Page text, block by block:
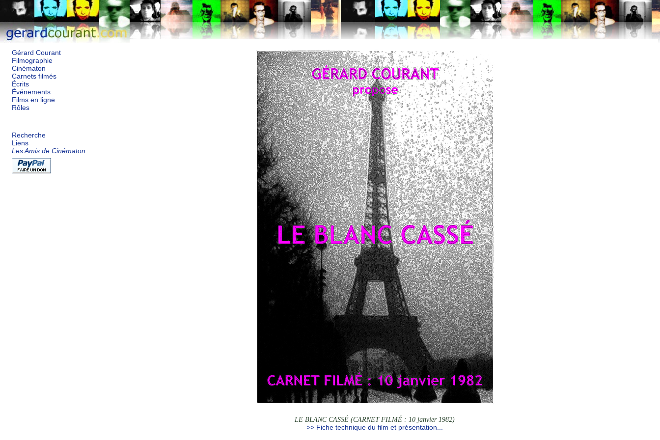
Gérard Courant
Filmographie
Cinématon
Carnets filmés
Écrits
Événements
Films en ligne
Rôles
Recherche
Liens
Les Amis de Cinématon
LE BLANC CASSÉ (CARNET FILMÉ : 10 janvier 1982)
>> Fiche technique du film et présentation...